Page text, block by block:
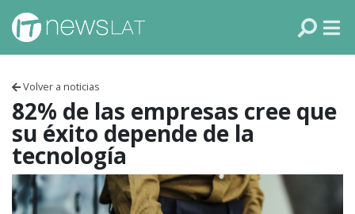
Skip to content
Volver a noticias
82% de las empresas cree que
su éxito depende de la
tecnología ECUADOR
PERÚ